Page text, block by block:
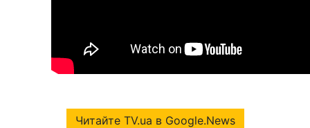
Читайте TV.ua в Google.News